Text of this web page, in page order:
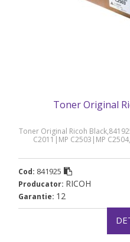
Toner Original
Toner Original Ricoh
C2011|MP C2503|MP
Cod: 841925
Producator: RICOH
Garantie: 12